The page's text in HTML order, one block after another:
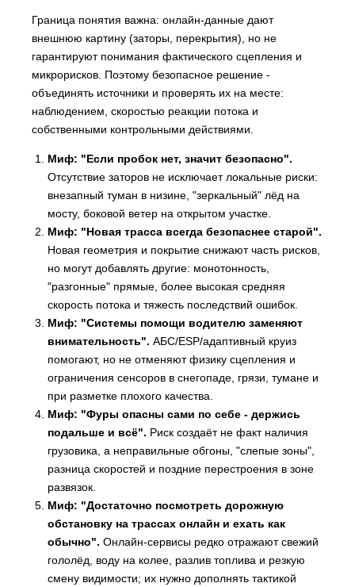
Граница понятия важна: онлайн-данные дают
внешнюю картину (заторы, перекрытия), но не
гарантируют понимания фактического сцепления и
микрорисков. Поэтому безопасное решение -
объединять источники и проверять их на месте:
наблюдением, скоростью реакции потока и
собственными контрольными действиями.
Миф: "Если пробок нет, значит безопасно".
Отсутствие заторов не исключает локальные риски:
внезапный туман в низине, "зеркальный" лёд на
мосту, боковой ветер на открытом участке.
Миф: "Новая трасса всегда безопаснее старой".
Новая геометрия и покрытие снижают часть рисков,
но могут добавлять другие: монотонность,
"разгонные" прямые, более высокая средняя
скорость потока и тяжесть последствий ошибок.
Миф: "Системы помощи водителю заменяют
внимательность". АБС/ESP/адаптивный круиз
помогают, но не отменяют физику сцепления и
ограничения сенсоров в снегопаде, грязи, тумане и
при разметке плохого качества.
Миф: "Фуры опасны сами по себе - держись
подальше и всё". Риск создаёт не факт наличия
грузовика, а неправильные обгоны, "слепые зоны",
разница скоростей и поздние перестроения в зоне
развязок.
Миф: "Достаточно посмотреть дорожную
обстановку на трассах онлайн и ехать как
обычно". Онлайн-сервисы редко отражают свежий
гололёд, воду на колее, разлив топлива и резкую
смену видимости; их нужно дополнять тактикой